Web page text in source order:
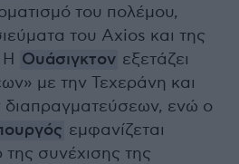
του πολέμου,
του Axios και της
Ουάσιγκτον εξετάζει
με την Τεχεράνη και
ενώ ο
εμφανίζεται
συνέχισης της